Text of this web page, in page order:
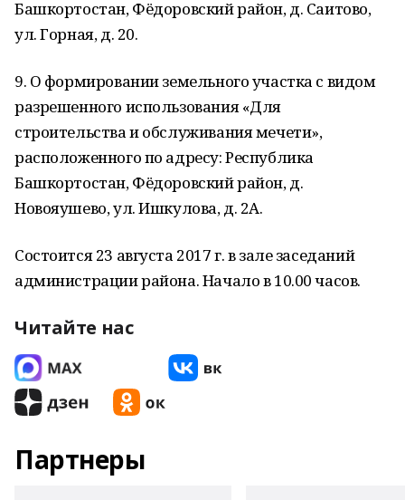
Башкортостан, Фёдоровский район, д. Саитово,
ул. Горная, д. 20.
9. О формировании земельного участка с видом
разрешенного использования «Для
строительства и обслуживания мечети»,
расположенного по адресу: Республика
Башкортостан, Фёдоровский район, д.
Новояушево, ул. Ишкулова, д. 2А.
Состоится 23 августа 2017 г. в зале заседаний
администрации района. Начало в 10.00 часов.
Читайте нас
Партнеры